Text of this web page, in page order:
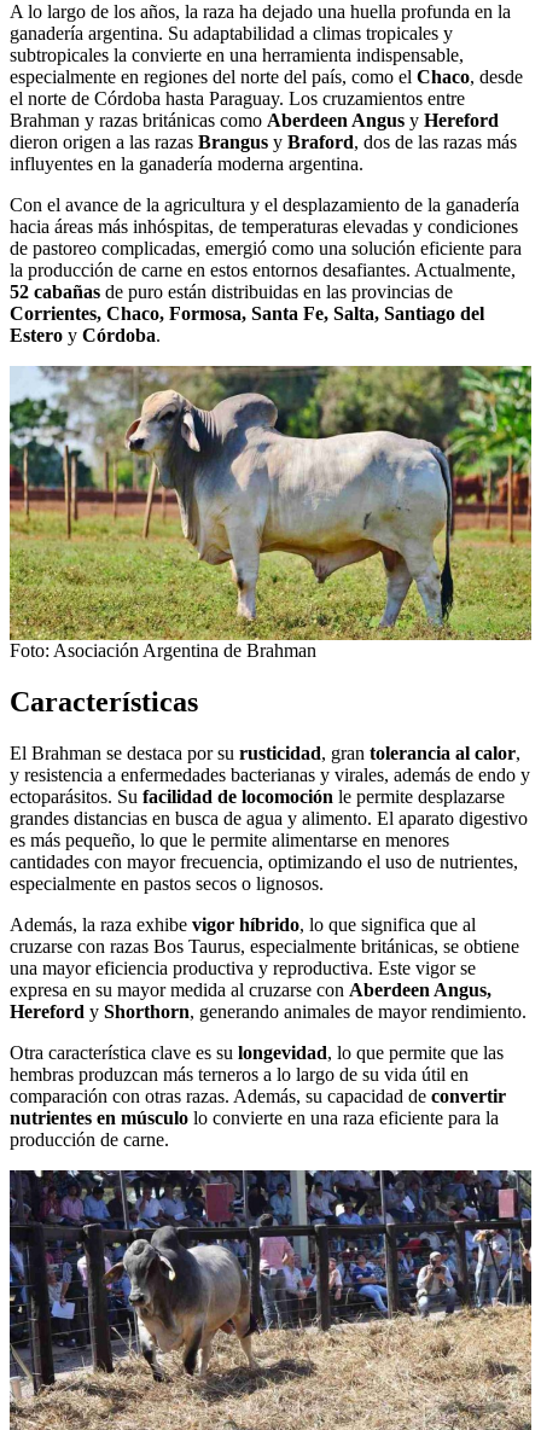
A lo largo de los años, la raza ha dejado una huella profunda en la
ganadería argentina. Su adaptabilidad a climas tropicales y
subtropicales la convierte en una herramienta indispensable,
especialmente en regiones del norte del país, como el Chaco, desde
el norte de Córdoba hasta Paraguay. Los cruzamientos entre
Brahman y razas británicas como Aberdeen Angus y Hereford
dieron origen a las razas Brangus y Braford, dos de las razas más
influyentes en la ganadería moderna argentina.
Con el avance de la agricultura y el desplazamiento de la ganadería
hacia áreas más inhóspitas, de temperaturas elevadas y condiciones
de pastoreo complicadas, emergió como una solución eficiente para
la producción de carne en estos entornos desafiantes. Actualmente,
52 cabañas de puro están distribuidas en las provincias de
Corrientes, Chaco, Formosa, Santa Fe, Salta, Santiago del
Estero y Córdoba.
Foto: Asociación Argentina de Brahman
Características
El Brahman se destaca por su rusticidad, gran tolerancia al calor,
y resistencia a enfermedades bacterianas y virales, además de endo y
ectoparásitos. Su facilidad de locomoción le permite desplazarse
grandes distancias en busca de agua y alimento. El aparato digestivo
es más pequeño, lo que le permite alimentarse en menores
cantidades con mayor frecuencia, optimizando el uso de nutrientes,
especialmente en pastos secos o lignosos.
Además, la raza exhibe vigor híbrido, lo que significa que al
cruzarse con razas Bos Taurus, especialmente británicas, se obtiene
una mayor eficiencia productiva y reproductiva. Este vigor se
expresa en su mayor medida al cruzarse con Aberdeen Angus,
Hereford y Shorthorn, generando animales de mayor rendimiento.
Otra característica clave es su longevidad, lo que permite que las
hembras produzcan más terneros a lo largo de su vida útil en
comparación con otras razas. Además, su capacidad de convertir
nutrientes en músculo lo convierte en una raza eficiente para la
producción de carne.